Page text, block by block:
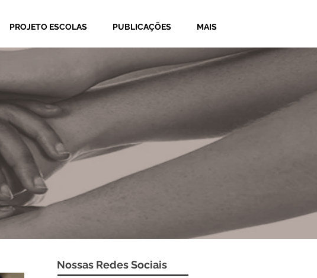
PROJETO ESCOLAS PUBLICAÇÕES MAIS
Nossas Redes Sociais